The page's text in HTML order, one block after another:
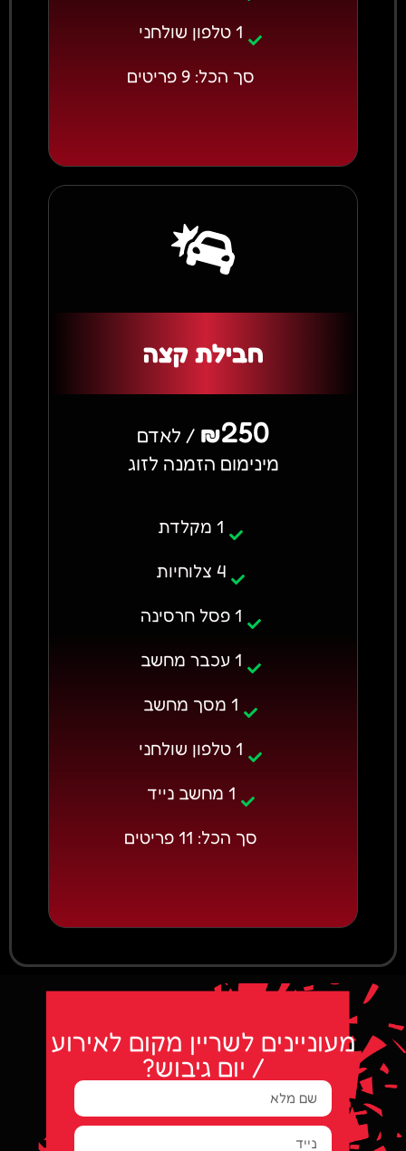
1 טלפון שולחני
סך הכל: 9 פריטים
חבילת קצה
₪250
/ לאדם
מינימום הזמנה לזוג
1 מקלדת
4 צלוחיות
1 פסל חרסינה
1 עכבר מחשב
1 מסך מחשב
1 טלפון שולחני
1 מחשב נייד
סך הכל: 11 פריטים
מעוניינים לשריין מקום לאירוע
/ יום גיבוש?